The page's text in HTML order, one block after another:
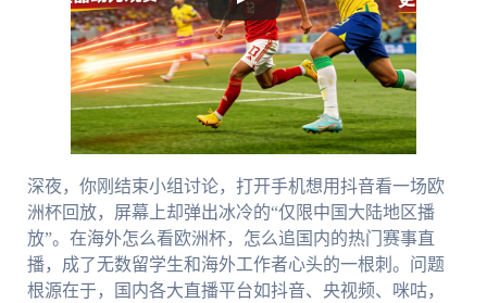
深夜，你刚结束小组讨论，打开手机想用抖音看一场欧
洲杯回放，屏幕上却弹出冰冷的“仅限中国大陆地区播
放”。在海外怎么看欧洲杯，怎么追国内的热门赛事直
播，成了无数留学生和海外工作者心头的一根刺。问题
根源在于，国内各大直播平台如抖音、央视频、咪咕，